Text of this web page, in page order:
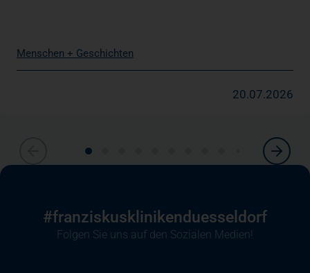
Menschen + Geschichten
20.07.2026
#franziskusklinikenduesseldorf
Folgen Sie uns auf den Sozialen Medien!